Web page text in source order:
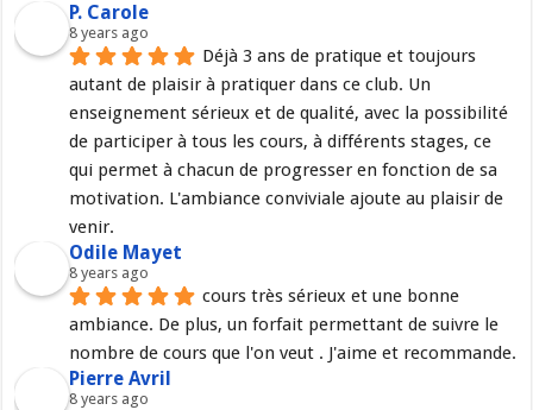
P. Carole
8 years ago
Déjà 3 ans de pratique et toujours
autant de plaisir à pratiquer dans ce club. Un
enseignement sérieux et de qualité, avec la possibilité
de participer à tous les cours, à différents stages, ce
qui permet à chacun de progresser en fonction de sa
motivation. L'ambiance conviviale ajoute au plaisir de
venir.
Odile Mayet
8 years ago
cours très sérieux et une bonne
ambiance. De plus, un forfait permettant de suivre le
nombre de cours que l'on veut . J'aime et recommande.
Pierre Avril
8 years ago